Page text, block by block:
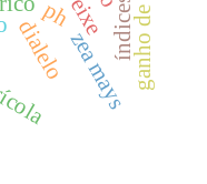
ph
zea mays
dialelo